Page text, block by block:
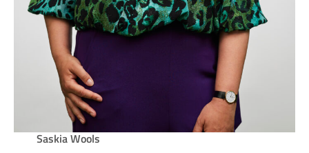
Saskia Wools